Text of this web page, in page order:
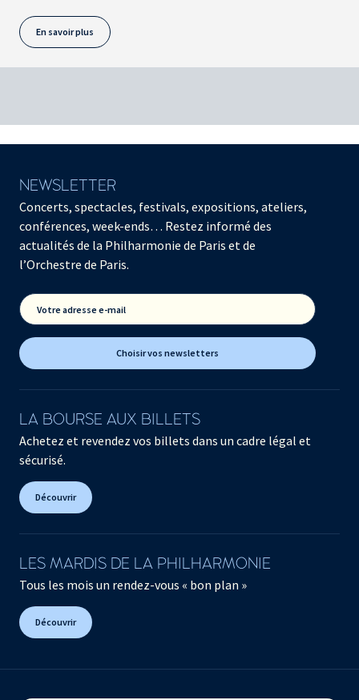
En savoir plus
NEWSLETTER
Concerts, spectacles, festivals, expositions, ateliers,
conférences, week-ends… Restez informé des
actualités de la Philharmonie de Paris et de
l’Orchestre de Paris.
Votre adresse e-mail
Choisir vos newsletters
LA BOURSE AUX BILLETS
Achetez et revendez vos billets dans un cadre légal et
sécurisé.
Découvrir
LES MARDIS DE LA PHILHARMONIE
Tous les mois un rendez-vous « bon plan »
Découvrir